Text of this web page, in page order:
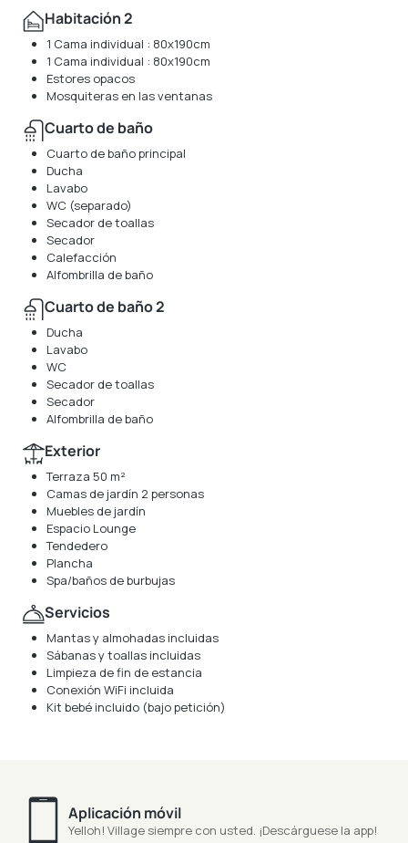
Habitación 2
1 Cama individual : 80x190cm
1 Cama individual : 80x190cm
Estores opacos
Mosquiteras en las ventanas
Cuarto de baño
Cuarto de baño principal
Ducha
Lavabo
WC (separado)
Secador de toallas
Secador
Calefacción
Alfombrilla de baño
Cuarto de baño 2
Ducha
Lavabo
WC
Secador de toallas
Secador
Alfombrilla de baño
Exterior
Terraza 50 m²
Camas de jardín 2 personas
Muebles de jardín
Espacio Lounge
Tendedero
Plancha
Spa/baños de burbujas
Servicios
Mantas y almohadas incluidas
Sábanas y toallas incluidas
Limpieza de fin de estancia
Conexión WiFi incluida
Kit bebé incluido (bajo petición)
Aplicación móvil
Yelloh! Village siempre con usted. ¡Descárguese la app!